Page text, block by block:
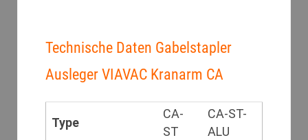
Technische Daten Gabelstapler
Ausleger VIAVAC Kranarm CA
Type
CA-
ST
CA-ST-
ALU